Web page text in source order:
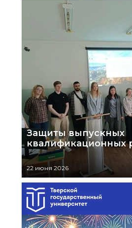
Защиты выпускных
квалификационных
22 июня 2026